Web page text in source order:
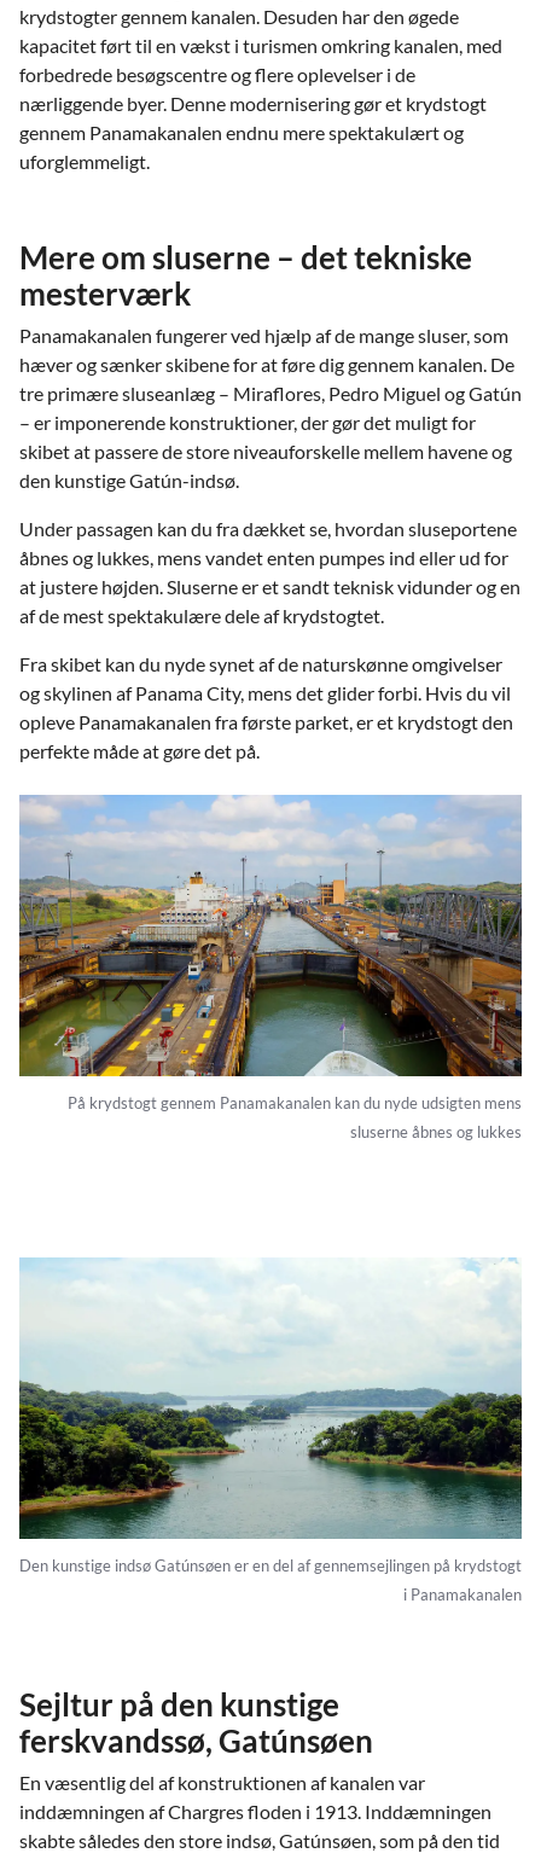
krydstogter gennem kanalen. Desuden har den øgede
kapacitet ført til en vækst i turismen omkring kanalen, med
forbedrede besøgscentre og flere oplevelser i de
nærliggende byer. Denne modernisering gør et krydstogt
gennem Panamakanalen endnu mere spektakulært og
uforglemmeligt.
Mere om sluserne – det tekniske
mesterværk
Panamakanalen fungerer ved hjælp af de mange sluser, som
hæver og sænker skibene for at føre dig gennem kanalen. De
tre primære sluseanlæg – Miraflores, Pedro Miguel og Gatún
– er imponerende konstruktioner, der gør det muligt for
skibet at passere de store niveauforskelle mellem havene og
den kunstige Gatún-indsø.
Under passagen kan du fra dækket se, hvordan sluseportene
åbnes og lukkes, mens vandet enten pumpes ind eller ud for
at justere højden. Sluserne er et sandt teknisk vidunder og en
af de mest spektakulære dele af krydstogtet.
Fra skibet kan du nyde synet af de naturskønne omgivelser
og skylinen af Panama City, mens det glider forbi. Hvis du vil
opleve Panamakanalen fra første parket, er et krydstogt den
perfekte måde at gøre det på.
På krydstogt gennem Panamakanalen kan du nyde udsigten mens
sluserne åbnes og lukkes
Den kunstige indsø Gatúnsøen er en del af gennemsejlingen på krydstogt
i Panamakanalen
Sejltur på den kunstige
ferskvandssø, Gatúnsøen
En væsentlig del af konstruktionen af kanalen var
inddæmningen af Chargres floden i 1913. Inddæmningen
skabte således den store indsø, Gatúnsøen, som på den tid